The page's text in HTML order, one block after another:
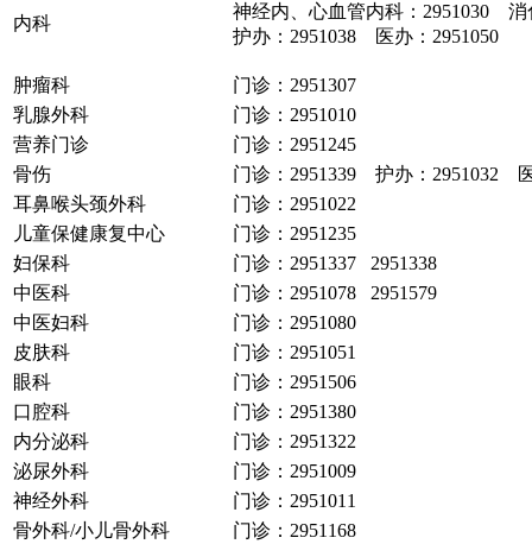
内科
神经内、心血管内科：2951030
护办：2951038 医办：2951050
肿瘤科
门诊：2951307
乳腺外科
门诊：2951010
营养门诊
门诊：2951245
骨伤
门诊：2951339 护办：2951032
耳鼻喉头颈外科
门诊：2951022
儿童保健康复中心
门诊：2951235
妇保科
门诊：2951337 2951338
中医科
门诊：2951078 2951579
中医妇科
门诊：2951080
皮肤科
门诊：2951051
眼科
门诊：2951506
口腔科
门诊：2951380
内分泌科
门诊：2951322
泌尿外科
门诊：2951009
神经外科
门诊：2951011
骨外科/小儿骨外科
门诊：2951168